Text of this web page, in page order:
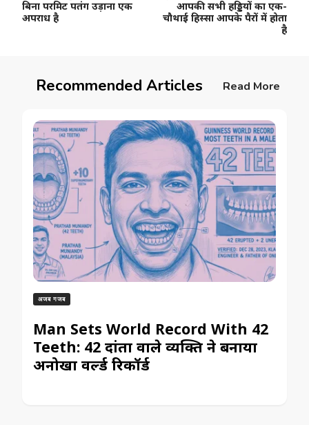
बिना परमिट पतंग उड़ाना एक
अपराध है
आपकी सभी हड्डियों का एक-
चौथाई हिस्सा आपके पैरों में होता
है
Recommended Articles Read More
अजब गजब
Man Sets World Record With 42
Teeth: 42 दांतों वाले व्यक्ति ने बनाया
अनोखा वर्ल्ड रिकॉर्ड